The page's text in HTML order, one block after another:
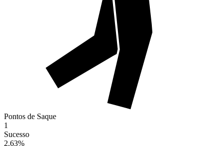
Pontos de Saque
1
Sucesso
2.63%